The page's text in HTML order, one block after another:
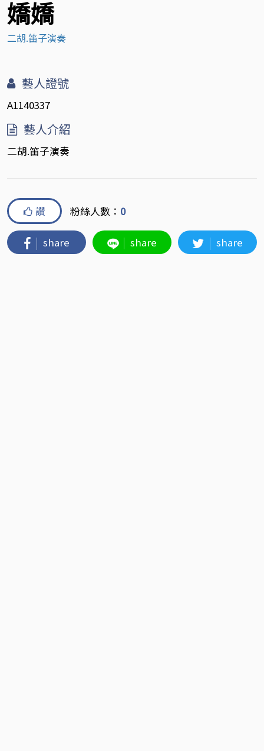
嬌嬌
二胡.笛子演奏
藝人證號
A1140337
藝人介紹
二胡.笛子演奏
讚 粉絲人數： 0
share share share